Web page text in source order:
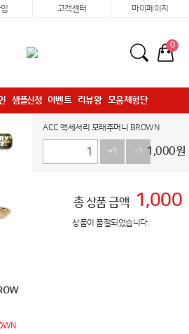
고객센터 마이페이지
0
샘플신청 이벤트 리뷰왕 모움체험단
ACC 액세서리 모래주머니 BROWN
+1 -1 1,000원
총 상품 금액 1,000
상품이 품절되었습니다.